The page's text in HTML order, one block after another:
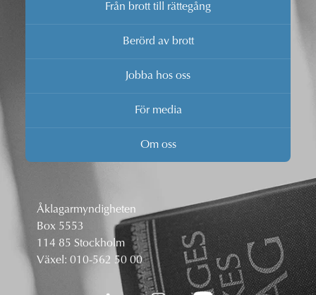
Från brott till rättegång
Berörd av brott
Jobba hos oss
För media
Om oss
Åklagarmyndigheten
Box 5553
114 85 Stockholm
Växel: 010-562 50 00